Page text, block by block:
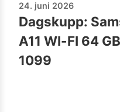
24. juni 2026
Dagskupp:
A11 WI-FI 64
1099